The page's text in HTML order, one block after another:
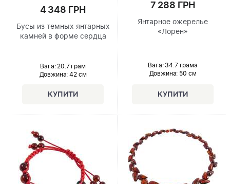
4 348 ГРН
Бусы из темных янтарных
камней в форме сердца
Вага: 20.7 грам
Довжина: 42 см
7 288 ГРН
Янтарное ожерелье
«Лорен»
Вага: 34.7 грама
Довжина: 50 см